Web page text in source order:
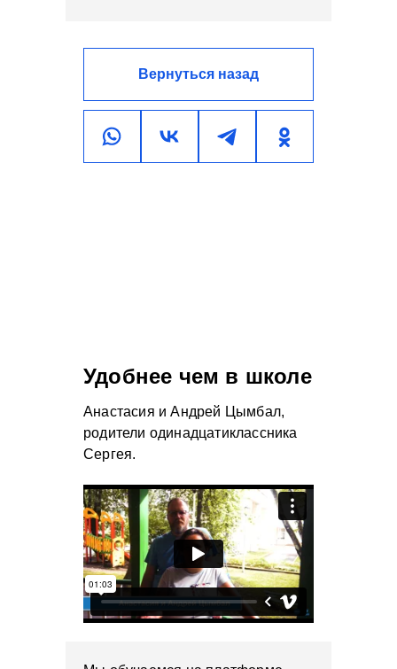
Вернуться назад
Удобнее чем в школе
Анастасия и Андрей Цымбал,
родители одинадцатиклассника
Сергея.